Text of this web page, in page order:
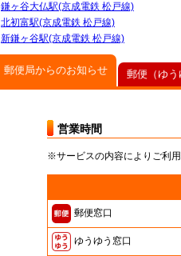
鎌ヶ谷大仏駅(京成電鉄 松戸線)
北初富駅(京成電鉄 松戸線)
新鎌ヶ谷駅(京成電鉄 松戸線)
郵便局からのお知らせ
営業時間
※サービスの内容によりご利
郵便窓口
ゆうゆう窓口
郵便（ゆう